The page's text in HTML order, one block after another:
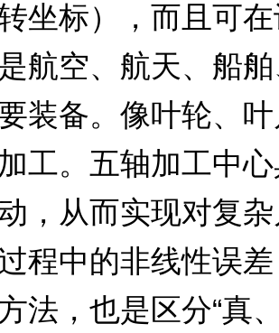
坐标），而且可
航空、航天、船
装备。像叶轮、
工。五轴加工中
，从而实现对复
程中的非线性误
法，也是区分“真